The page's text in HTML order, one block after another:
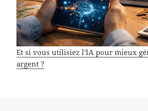
Et si vous utilisiez l'IA pour mieux
argent ?